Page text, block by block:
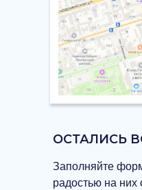
Заполняйте
радостью на них
ОСТАЛИСЬ